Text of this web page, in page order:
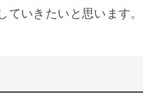
ていきたいと思います。